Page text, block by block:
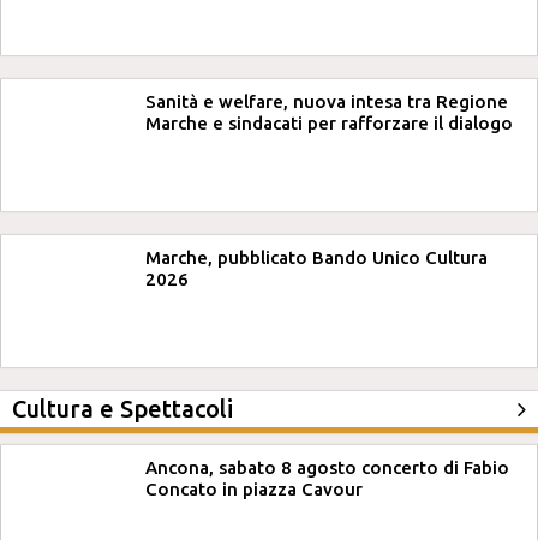
Sanità e welfare, nuova intesa tra Regione
Marche e sindacati per rafforzare il dialogo
Marche, pubblicato Bando Unico Cultura
2026
Cultura e Spettacoli
Ancona, sabato 8 agosto concerto di Fabio
Concato in piazza Cavour